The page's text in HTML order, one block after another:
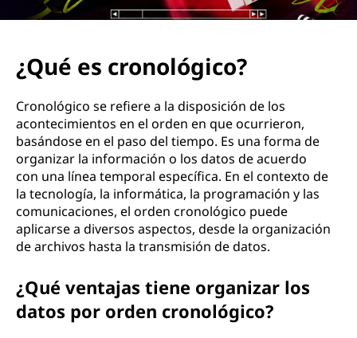
g
¿Qué es cronológico?
Cronológico se refiere a la disposición de los
acontecimientos en el orden en que ocurrieron,
basándose en el paso del tiempo. Es una forma de
organizar la información o los datos de acuerdo
con una línea temporal específica. En el contexto de
la tecnología, la informática, la programación y las
comunicaciones, el orden cronológico puede
aplicarse a diversos aspectos, desde la organización
de archivos hasta la transmisión de datos.
¿Qué ventajas tiene organizar los
datos por orden cronológico?